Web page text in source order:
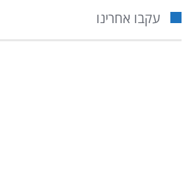
עקבו אחרינו